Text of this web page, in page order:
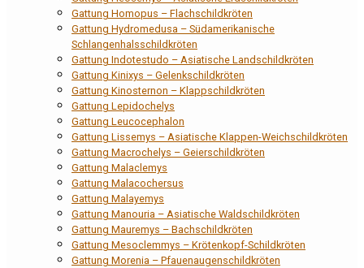
Gattung Homopus – Flachschildkröten
Gattung Hydromedusa – Südamerikanische
Schlangenhalsschildkröten
Gattung Indotestudo – Asiatische Landschildkröten
Gattung Kinixys – Gelenkschildkröten
Gattung Kinosternon – Klappschildkröten
Gattung Lepidochelys
Gattung Leucocephalon
Gattung Lissemys – Asiatische Klappen-Weichschildkröten
Gattung Macrochelys – Geierschildkröten
Gattung Malaclemys
Gattung Malacochersus
Gattung Malayemys
Gattung Manouria – Asiatische Waldschildkröten
Gattung Mauremys – Bachschildkröten
Gattung Mesoclemmys – Krötenkopf-Schildkröten
Gattung Morenia – Pfauenaugenschildkröten